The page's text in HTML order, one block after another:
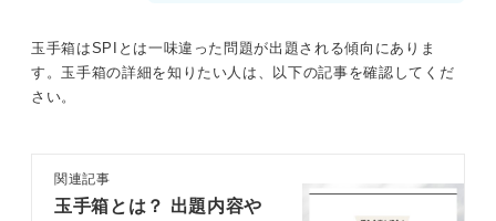
玉手箱はSPIとは一味違った問題が出題される傾向にありま
す。玉手箱の詳細を知りたい人は、以下の記事を確認してくだ
さい。
関連記事
玉手箱とは？ 出題内容や